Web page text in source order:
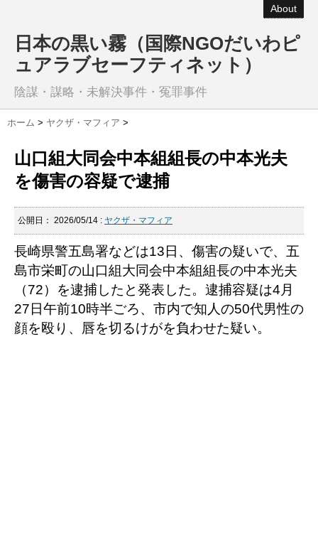
About
日本の黒い霧（国際NGOだいわピ
ュアラブセーフティネット）
陰謀・謀略・未解決事件・冤罪事件
ホーム > ヤクザ・マフィア >
山口組大同会中本組組長の中本光夫
を傷害の容疑で逮捕
公開日： 2026/05/14 : ヤクザ・マフィア
長崎県警五島署などは13日、傷害の疑いで、五
島市栄町の山口組大同会中本組組長の中本光夫
（72）を逮捕したと発表した。逮捕容疑は4月
27日午前10時半ごろ、市内で知人の50代男性の
顔を殴り、唇を切るけがを負わせた疑い。